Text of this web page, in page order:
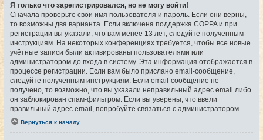
Я только что зарегистрировался, но не могу войти!
Сначала проверьте свои имя пользователя и пароль. Если они верны,
то возможны два варианта. Если включена поддержка COPPA и при
регистрации вы указали, что вам менее 13 лет, следуйте полученным
инструкциям. На некоторых конференциях требуется, чтобы все новые
учётные записи были активированы пользователями или
администратором до входа в систему. Эта информация отображается в
процессе регистрации. Если вам было прислано email-сообщение,
следуйте полученным инструкциям. Если email-сообщение не
получено, то возможно, что вы указали неправильный адрес email либо
он заблокирован спам-фильтром. Если вы уверены, что ввели
правильный адрес email, попробуйте связаться с администратором.
Вернуться к началу